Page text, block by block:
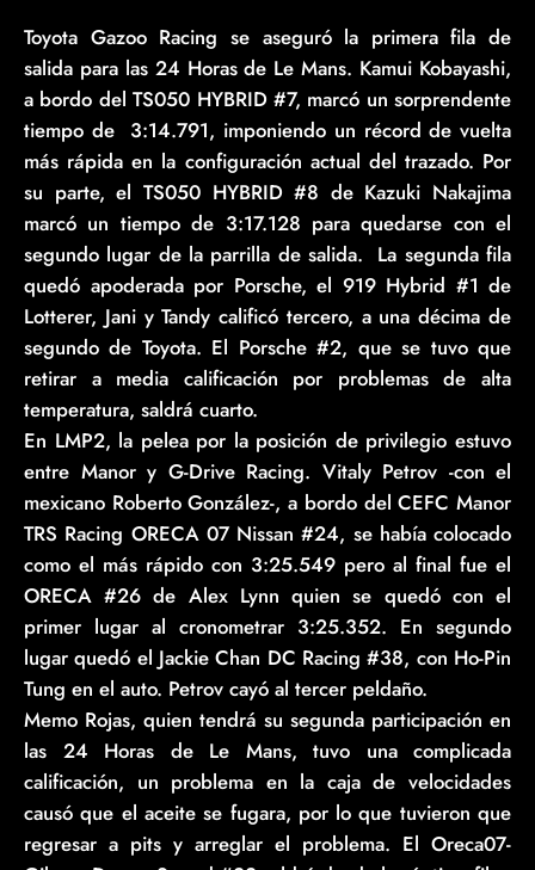
Toyota Gazoo Racing se aseguró la primera fila de
salida para las 24 Horas de Le Mans. Kamui Kobayashi,
a bordo del TS050 HYBRID #7, marcó un sorprendente
tiempo de 3:14.791, imponiendo un récord de vuelta
más rápida en la configuración actual del trazado. Por
su parte, el TS050 HYBRID #8 de Kazuki Nakajima
marcó un tiempo de 3:17.128 para quedarse con el
segundo lugar de la parrilla de salida. La segunda fila
quedó apoderada por Porsche, el 919 Hybrid #1 de
Lotterer, Jani y Tandy calificó tercero, a una décima de
segundo de Toyota. El Porsche #2, que se tuvo que
retirar a media calificación por problemas de alta
temperatura, saldrá cuarto.
En LMP2, la pelea por la posición de privilegio estuvo
entre Manor y G-Drive Racing. Vitaly Petrov -con el
mexicano Roberto González-, a bordo del CEFC Manor
TRS Racing ORECA 07 Nissan #24, se había colocado
como el más rápido con 3:25.549 pero al final fue el
ORECA #26 de Alex Lynn quien se quedó con el
primer lugar al cronometrar 3:25.352. En segundo
lugar quedó el Jackie Chan DC Racing #38, con Ho-Pin
Tung en el auto. Petrov cayó al tercer peldaño.
Memo Rojas, quien tendrá su segunda participación en
las 24 Horas de Le Mans, tuvo una complicada
calificación, un problema en la caja de velocidades
causó que el aceite se fugara, por lo que tuvieron que
regresar a pits y arreglar el problema. El Oreca07-